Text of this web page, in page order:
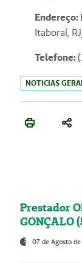
Endereço:
Itaboraí,
Telefone:
NOTICIAS
Prestador
GONÇALO
07 de Agosto